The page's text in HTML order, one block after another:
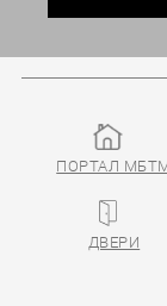
ПОРТАЛ
ДВЕРИ